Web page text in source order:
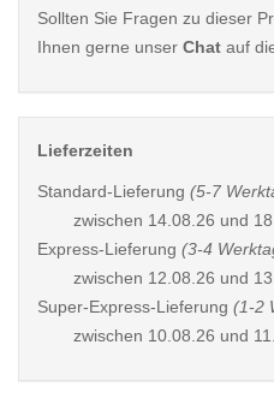
Sollten Sie Fragen zu dieser
Ihnen gerne unser Chat auf
Lieferzeiten
Standard-Lieferung (5-7
zwischen 14.08.26 und
Express-Lieferung (3-4
zwischen 12.08.26 und
Super-Express-Lieferung (1-2
zwischen 10.08.26 und